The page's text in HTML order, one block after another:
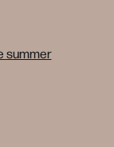
summer